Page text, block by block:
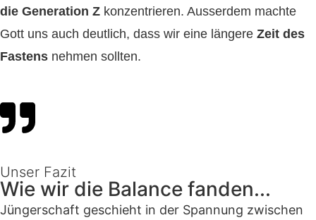
die Generation Z konzentrieren. Ausserdem machte
Gott uns auch deutlich, dass wir eine längere Zeit des
Fastens nehmen sollten.
Unser Fazit
Wie wir die Balance fanden...
Jüngerschaft geschieht in der Spannung zwischen